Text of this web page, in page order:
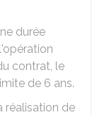
durée
contrat, le
de 6 ans.
réalisation de